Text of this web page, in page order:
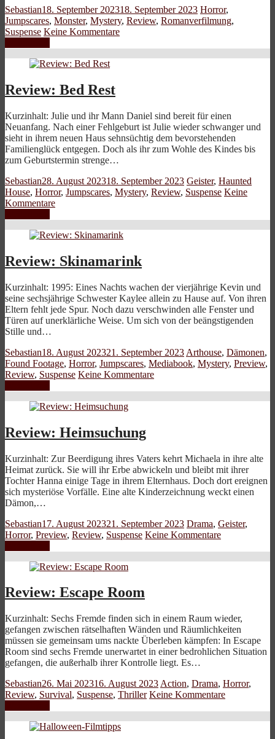
Sebastian18. September 202318. September 2023 Horror,
Jumpscares, Monster, Mystery, Review, Romanverfilmung,
Suspense Keine Kommentare
Review: Bed Rest
Kurzinhalt: Julie und ihr Mann Daniel sind bereit für einen
Neuanfang. Nach einer Fehlgeburt ist Julie wieder schwanger und
sieht in ihrem neuen Haus sehnsüchtig dem bevorstehenden
Familienglück entgegen. Doch als ihr zum Wohle des Kindes bis
zum Geburtstermin strenge…
Sebastian28. August 202318. September 2023 Geister, Haunted
House, Horror, Jumpscares, Mystery, Review, Suspense Keine
Kommentare
Review: Skinamarink
Kurzinhalt: 1995: Eines Nachts wachen der vierjährige Kevin und
seine sechsjährige Schwester Kaylee allein zu Hause auf. Von ihren
Eltern fehlt jede Spur. Noch dazu verschwinden alle Fenster und
Türen auf unerklärliche Weise. Um sich von der beängstigenden
Stille und…
Sebastian18. August 202321. September 2023 Arthouse, Dämonen,
Found Footage, Horror, Jumpscares, Mediabook, Mystery, Preview,
Review, Suspense Keine Kommentare
Review: Heimsuchung
Kurzinhalt: Zur Beerdigung ihres Vaters kehrt Michaela in ihre alte
Heimat zurück. Sie will ihr Erbe abwickeln und bleibt mit ihrer
Tochter Hanna einige Tage in ihrem Elternhaus. Doch dort ereignen
sich mysteriöse Vorfälle. Eine alte Kinderzeichnung weckt einen
Dämon,…
Sebastian17. August 202321. September 2023 Drama, Geister,
Horror, Preview, Review, Suspense Keine Kommentare
Review: Escape Room
Kurzinhalt: Sechs Fremde finden sich in einem Raum wieder,
gefangen zwischen rätselhaften Wänden und Räumlichkeiten
müssen sie gemeinsam ums nackte Überleben kämpfen: In Escape
Room sind sechs Fremde unerwartet in einer bedrohlichen Situation
gefangen, die außerhalb ihrer Kontrolle liegt. Es…
Sebastian26. Mai 202316. August 2023 Action, Drama, Horror,
Review, Survival, Suspense, Thriller Keine Kommentare